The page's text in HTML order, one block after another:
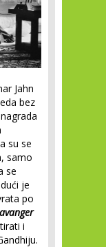
Jahn
bez
su se
samo
se
je
po
i